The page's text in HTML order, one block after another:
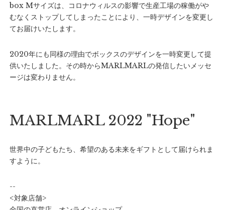
box Mサイズは、コロナウィルスの影響で生産工場の稼働がや
むなくストップしてしまったことにより、一時デザインを変更し
てお届けいたします。
2020年にも同様の理由でボックスのデザインを一時変更して提
供いたしました。その時からMARLMARLの発信したいメッセ
ージは変わりません。
MARLMARL 2022 "Hope"
世界中の子どもたち、希望のある未来をギフトとして届けられま
すように。
--
<対象店舗>